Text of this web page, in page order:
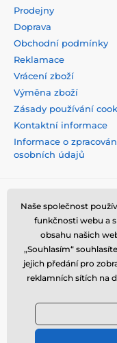
Prodejny
Doprava
Obchodní podmínky
Reklamace
Vrácení zboží
Výměna zboží
Zásady používání
Kontaktní informace
Informace o
osobních údajů
Naše společnost
funkčnosti webu a
obsahu našich
„Souhlasím“
jejich předání pro
reklamních sítích na